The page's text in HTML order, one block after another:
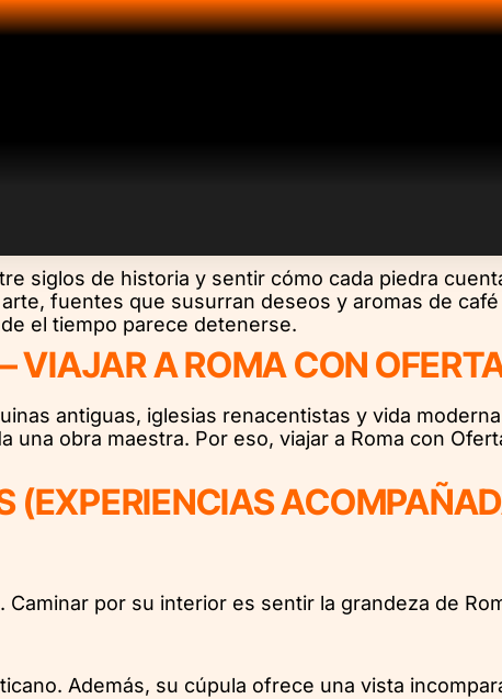
siglos de historia y sentir cómo cada piedra
fuentes que susurran deseos y aromas de
el tiempo parece detenerse.
A ROMA CON
antiguas, iglesias renacentistas y vida
una obra maestra. Por eso, viajar a Roma con
(EXPERIENCIAS
por su interior es sentir la grandeza de
Además, su cúpula ofrece una vista